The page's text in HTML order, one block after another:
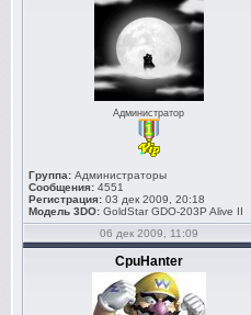
Администратор
Группа: Администраторы
Сообщения: 4551
Регистрация: 03 дек 2009, 20:18
Модель 3DO: GoldStar GDO-203P Alive II
06 дек 2009, 11:09
CpuHanter